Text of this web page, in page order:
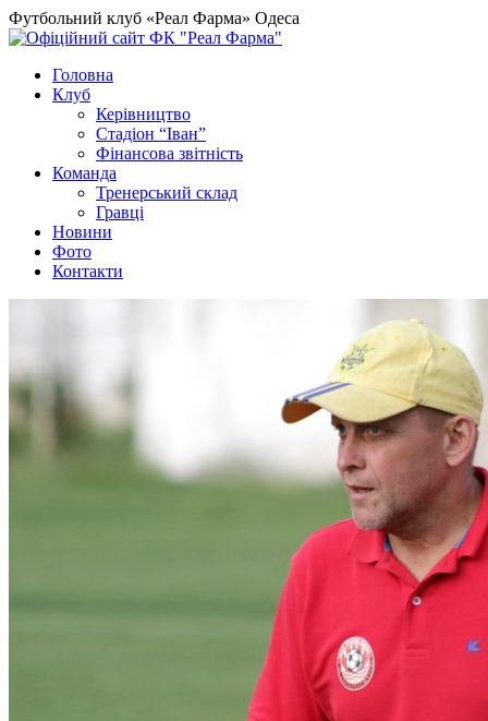
Футбольний клуб «Реал Фарма» Одеса
Головна
Клуб
Керівництво
Стадіон “Іван”
Фінансова звітність
Команда
Тренерський склад
Гравці
Новини
Фото
Контакти